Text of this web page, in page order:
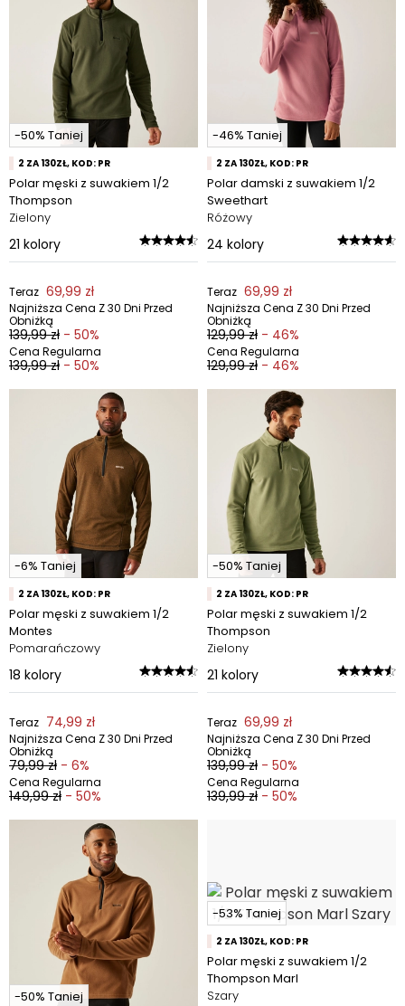
-50% Taniej
2 ZA 130ZŁ, KOD: PR
Polar męski z suwakiem 1/2
Thompson
Zielony
21 kolory
Teraz 69,99 zł
Najniższa Cena Z 30 Dni Przed
Obniżką
139,99 zł - 50%
Cena Regularna
139,99 zł - 50%
-46% Taniej
2 ZA 130ZŁ, KOD: PR
Polar damski z suwakiem 1/2
Sweethart
Różowy
24 kolory
Teraz 69,99 zł
Najniższa Cena Z 30 Dni Przed
Obniżką
129,99 zł - 46%
Cena Regularna
129,99 zł - 46%
-6% Taniej
2 ZA 130ZŁ, KOD: PR
Polar męski z suwakiem 1/2
Montes
Pomarańczowy
18 kolory
Teraz 74,99 zł
Najniższa Cena Z 30 Dni Przed
Obniżką
79,99 zł - 6%
Cena Regularna
149,99 zł - 50%
-50% Taniej
2 ZA 130ZŁ, KOD: PR
Polar męski z suwakiem 1/2
Thompson
Zielony
21 kolory
Teraz 69,99 zł
Najniższa Cena Z 30 Dni Przed
Obniżką
139,99 zł - 50%
Cena Regularna
139,99 zł - 50%
-50% Taniej
-53% Taniej
2 ZA 130ZŁ, KOD: PR
Polar męski z suwakiem 1/2
Thompson Marl
Szary